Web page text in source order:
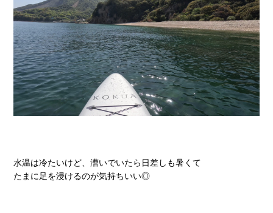
水温は冷たいけど、漕いでいたら日差しも暑くて
たまに足を浸けるのが気持ちいい◎